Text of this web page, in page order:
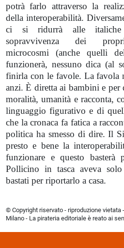
potrà farlo attraverso la
della interoperabilità.
ci si ridurrà alle
sopravvivenza dei
microcosmi (anche quelli
funzionerà, nessuno dica (al
finirla con le favole. La favola
anzi. È diretta ai bambini e per
moralità, umanità e racconta,
linguaggio figurativo e di
che la cronaca fa fatica a
politica ha smesso di dire. Il
presto e bene la
funzionare e questo basterà
Pollicino in tasca aveva
bastati per riportarlo a casa.
© Copyright riservato - riproduzione vietata
Milano - La pirateria editoriale è reato ai